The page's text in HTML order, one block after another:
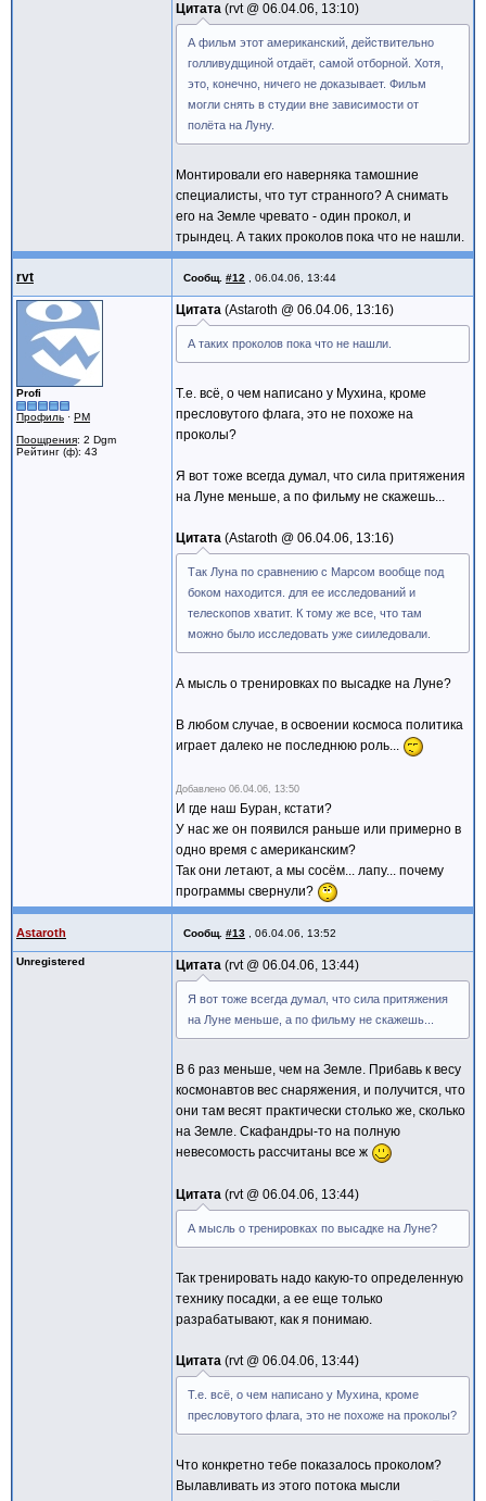
Цитата rvt @ 06.04.06, 13:10
А фильм этот американский, действительно
голливудщиной отдаёт, самой отборной. Хотя,
это, конечно, ничего не доказывает. Фильм
могли снять в студии вне зависимости от
полёта на Луну.
Монтировали его наверняка тамошние
специалисты, что тут странного? А снимать
его на Земле чревато - один прокол, и
трындец. А таких проколов пока что не нашли.
rvt Сообщ. #12 06.04.06, 13:44
Profi
Профиль · PM
Поощрения: 2 Dgm
Рейтинг (ф): 43
Цитата Astaroth @ 06.04.06, 13:16
А таких проколов пока что не нашли.
Т.е. всё, о чем написано у Мухина, кроме
пресловутого флага, это не похоже на
проколы?
Я вот тоже всегда думал, что сила притяжения
на Луне меньше, а по фильму не скажешь...
Цитата Astaroth @ 06.04.06, 13:16
Так Луна по сравнению с Марсом вообще под
боком находится. для ее исследований и
телескопов хватит. К тому же все, что там
можно было исследовать уже сииледовали.
А мысль о тренировках по высадке на Луне?
В любом случае, в освоении космоса политика
играет далеко не последнюю роль...
Добавлено 06.04.06, 13:50
И где наш Буран, кстати?
У нас же он появился раньше или примерно в
одно время с американским?
Так они летают, а мы сосём... лапу... почему
программы свернули?
Astaroth Сообщ. #13 06.04.06, 13:52
Unregistered Цитата rvt @ 06.04.06, 13:44
Я вот тоже всегда думал, что сила притяжения
на Луне меньше, а по фильму не скажешь...
В 6 раз меньше, чем на Земле. Прибавь к весу
космонавтов вес снаряжения, и получится, что
они там весят практически столько же, сколько
на Земле. Скафандры-то на полную
невесомость рассчитаны все ж
Цитата rvt @ 06.04.06, 13:44
А мысль о тренировках по высадке на Луне?
Так тренировать надо какую-то определенную
технику посадки, а ее еще только
разрабатывают, как я понимаю.
Цитата rvt @ 06.04.06, 13:44
Т.е. всё, о чем написано у Мухина, кроме
пресловутого флага, это не похоже на проколы?
Что конкретно тебе показалось проколом?
Вылавливать из этого потока мысли